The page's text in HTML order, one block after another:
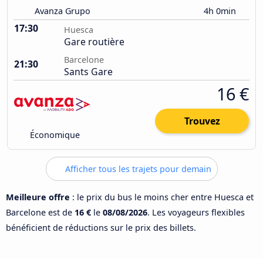
Avanza Grupo 4h 0min
17:30 Huesca
Gare routière
21:30
Barcelone
Sants Gare
Économique
16 €
Trouvez
Afficher tous les trajets pour demain
Meilleure offre : le prix du bus le moins cher entre Huesca et
Barcelone est de 16 € le 08/08/2026. Les voyageurs flexibles
bénéficient de réductions sur le prix des billets.